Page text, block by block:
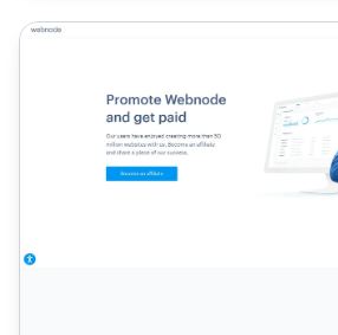
Programa de Afiliados de Webnode